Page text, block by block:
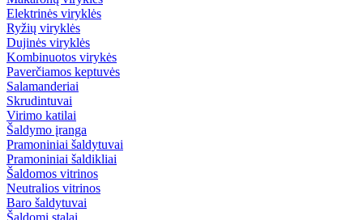
Elektrinės viryklės
Ryžių viryklės
Dujinės viryklės
Kombinuotos virykės
Paverčiamos keptuvės
Salamanderiai
Skrudintuvai
Virimo katilai
Šaldymo įranga
Pramoniniai šaldytuvai
Pramoniniai šaldikliai
Šaldomos vitrinos
Neutralios vitrinos
Baro šaldytuvai
Šaldomi stalai